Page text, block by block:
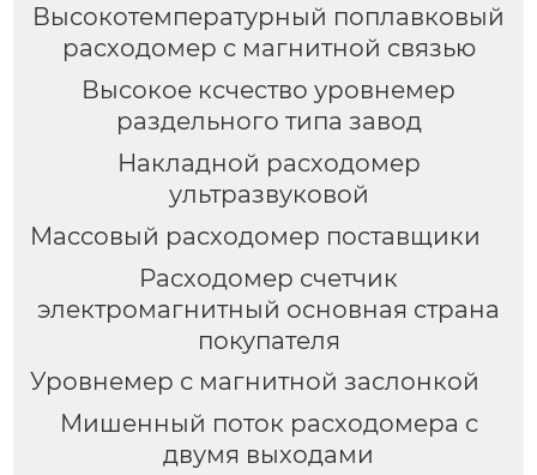
Высокотемпературный поплавковый
расходомер с магнитной связью
Высокое ксчество уровнемер
раздельного типа завод
Накладной расходомер
ультразвуковой
Массовый расходомер поставщики
Расходомер счетчик
электромагнитный основная страна
покупателя
Уровнемер с магнитной заслонкой
Мишенный поток расходомера с
двумя выходами